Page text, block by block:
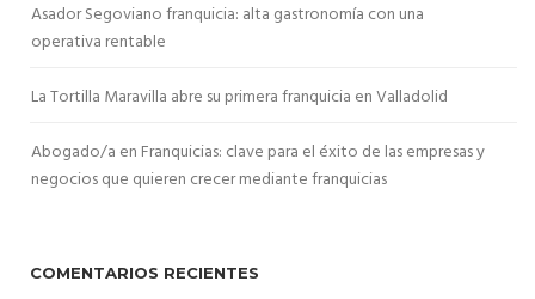
Asador Segoviano franquicia: alta gastronomía con una
operativa rentable
La Tortilla Maravilla abre su primera franquicia en Valladolid
Abogado/a en Franquicias: clave para el éxito de las empresas y
negocios que quieren crecer mediante franquicias
COMENTARIOS RECIENTES